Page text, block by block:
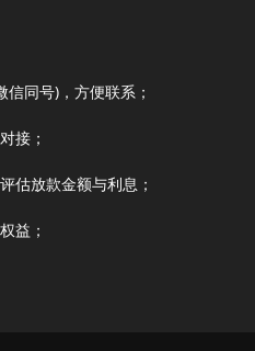
同号)，方便联系；
接；
估放款金额与利息；
益；